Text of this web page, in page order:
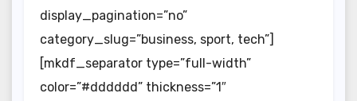
display_pagination=”no”
category_slug=”business, sport, tech”]
[mkdf_separator type=”full-width”
color=”#dddddd” thickness=”1″